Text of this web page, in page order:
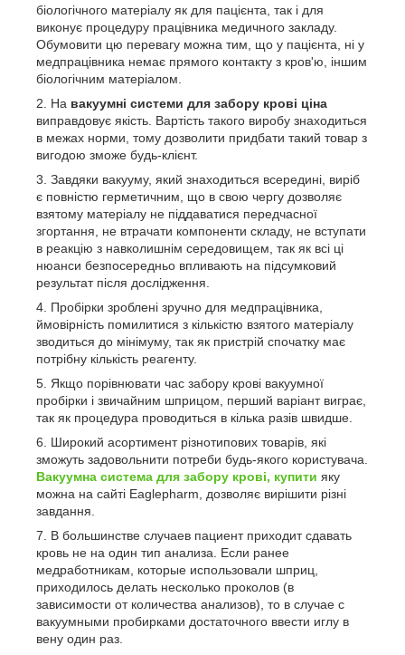
біологічного матеріалу як для пацієнта, так і для
виконує процедуру працівника медичного закладу.
Обумовити цю перевагу можна тим, що у пацієнта, ні у
медпрацівника немає прямого контакту з кров'ю, іншим
біологічним матеріалом.
На вакуумні системи для забору крові ціна
виправдовує якість. Вартість такого виробу знаходиться
в межах норми, тому дозволити придбати такий товар з
вигодою зможе будь-клієнт.
Завдяки вакууму, який знаходиться всередині, виріб
є повністю герметичним, що в свою чергу дозволяє
взятому матеріалу не піддаватися передчасної
згортання, не втрачати компоненти складу, не вступати
в реакцію з навколишнім середовищем, так як всі ці
нюанси безпосередньо впливають на підсумковий
результат після дослідження.
Пробірки зроблені зручно для медпрацівника,
ймовірність помилитися з кількістю взятого матеріалу
зводиться до мінімуму, так як пристрій спочатку має
потрібну кількість реагенту.
Якщо порівнювати час забору крові вакуумної
пробірки і звичайним шприцом, перший варіант виграє,
так як процедура проводиться в кілька разів швидше.
Широкий асортимент різнотипових товарів, які
зможуть задовольнити потреби будь-якого користувача.
Вакуумна система для забору крові, купити яку
можна на сайті Eaglepharm, дозволяє вирішити різні
завдання.
В большинстве случаев пациент приходит сдавать
кровь не на один тип анализа. Если ранее
медработникам, которые использовали шприц,
приходилось делать несколько проколов (в
зависимости от количества анализов), то в случае с
вакуумными пробирками достаточного ввести иглу в
вену один раз.